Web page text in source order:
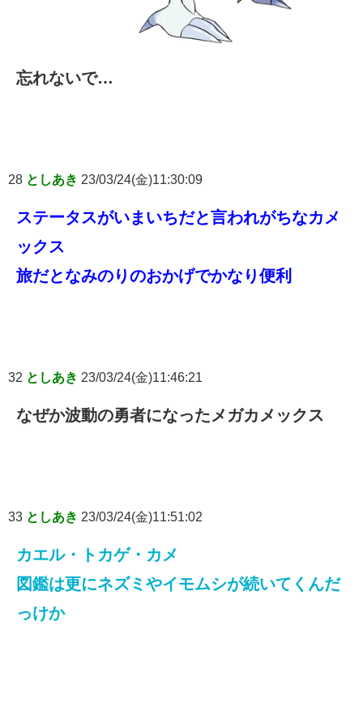
忘れないで…
28 としあき 23/03/24(金)11:30:09
ステータスがいまいちだと言われがちなカメ
ックス
旅だとなみのりのおかげでかなり便利
32 としあき 23/03/24(金)11:46:21
なぜか波動の勇者になったメガカメックス
33 としあき 23/03/24(金)11:51:02
カエル・トカゲ・カメ
図鑑は更にネズミやイモムシが続いてくんだ
っけか